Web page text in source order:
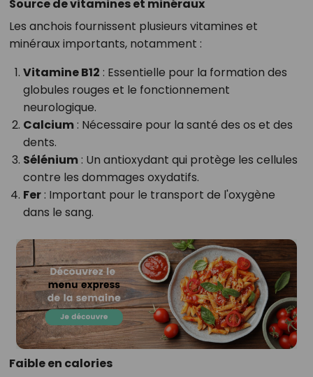
Source de vitamines et minéraux
Les anchois fournissent plusieurs vitamines et
minéraux importants, notamment :
Vitamine B12 : Essentielle pour la formation des
globules rouges et le fonctionnement
neurologique.
Calcium: Nécessaire pour la santé des os et des
dents.
Sélénium: Un antioxydant qui protège les cellules
contre les dommages oxydatifs.
Fer: Important pour le transport de l'oxygène
dans le sang.
Faible en calories